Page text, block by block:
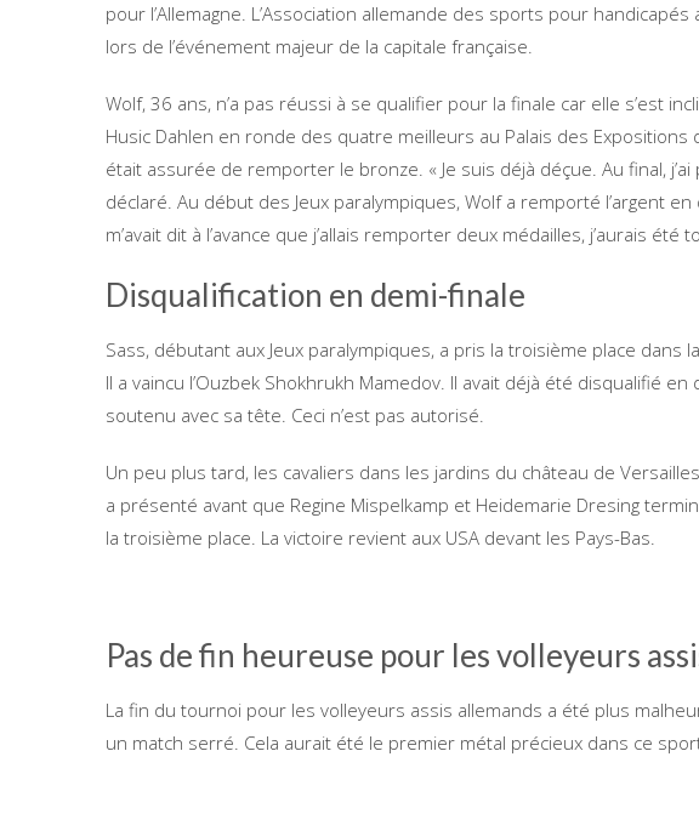
pour l’Allemagne. L’Association allemande des sports pour
lors de l’événement majeur de la capitale française.
Wolf, 36 ans, n’a pas réussi à se qualifier pour la finale car elle s’est
Husic Dahlen en ronde des quatre meilleurs au Palais des Expositions
était assurée de remporter le bronze. « Je suis déjà déçue. Au final,
déclaré. Au début des Jeux paralympiques, Wolf a remporté l’argent
m’avait dit à l’avance que j’allais remporter deux médailles, j’aurais
Disqualification en demi-finale
Sass, débutant aux Jeux paralympiques, a pris la troisième place dans
Il a vaincu l’Ouzbek Shokhrukh Mamedov. Il avait déjà été disqualifié
soutenu avec sa tête. Ceci n’est pas autorisé.
Un peu plus tard, les cavaliers dans les jardins du château de
a présenté avant que Regine Mispelkamp et Heidemarie Dresing
la troisième place. La victoire revient aux USA devant les Pays-Bas.
Pas de fin heureuse pour les volleyeurs
La fin du tournoi pour les volleyeurs assis allemands a été plus
un match serré. Cela aurait été le premier métal précieux dans ce